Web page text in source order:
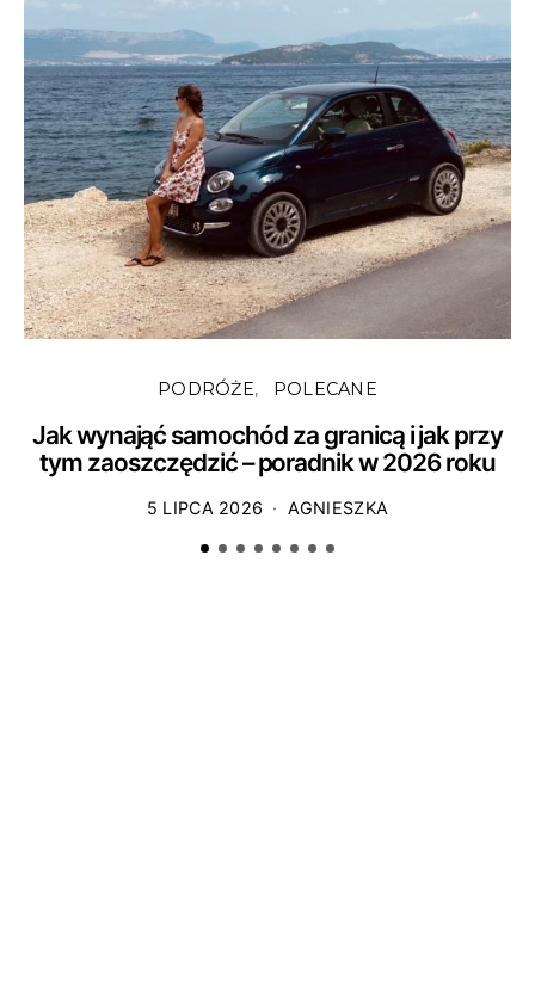
PODRÓŻE POLECANE
Jak wynająć samochód za granicą i jak przy
tym zaoszczędzić – poradnik w 2026 roku
5 LIPCA 2026 AGNIESZKA